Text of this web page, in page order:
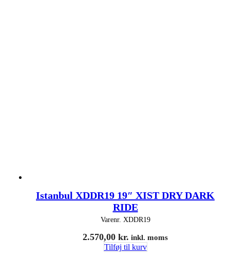
Istanbul XDDR19 19″ XIST DRY DARK
RIDE
Varenr. XDDR19
2.570,00 kr. inkl. moms
Tilføj til kurv